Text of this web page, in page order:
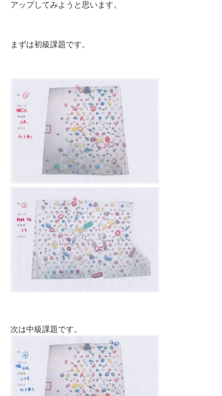
アップしてみようと思います。
まずは初級課題です。
次は中級課題です。